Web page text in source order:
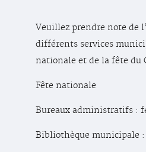
Veuillez prendre note de
différents services
nationale et de la fête du
Fête nationale
Bureaux administratifs :
Bibliothèque municipale